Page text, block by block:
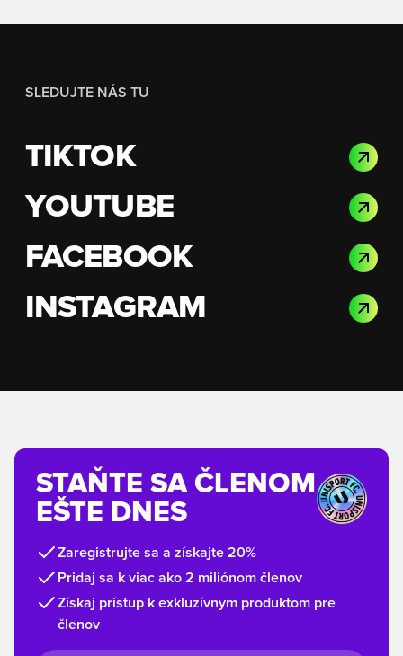
SLEDUJTE NÁS TU
TIKTOK
YOUTUBE
FACEBOOK
INSTAGRAM
STAŇTE SA ČLENOM
EŠTE DNES
Zaregistrujte sa a získajte 20%
Pridaj sa k viac ako 2 miliónom členov
Získaj prístup k exkluzívnym produktom pre
členov